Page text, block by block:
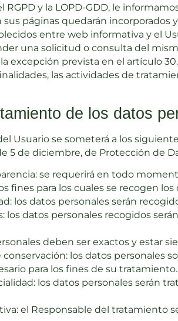
y la LOPD-GDD, le
páginas quedarán
entre web informativa y el
una solicitud o consulta del
excepción prevista en el artículo
las actividades de
de los datos
Usuario se someterá a los
5 de diciembre, de Protección de
se requerirá en todo
para los cuales se recogen los
los datos personales serán
los datos personales recogidos
deben ser exactos y estar
los datos personales
para los fines de su tratamiento.
los datos personales serán
el Responsable del tratamiento